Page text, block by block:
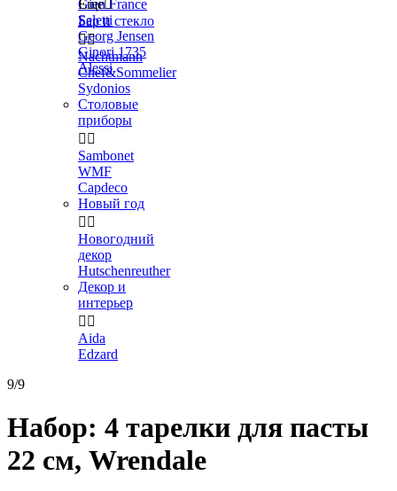
Gien France
Seletti
Georg Jensen
Ginori 1735
Alessi
Еще
Бар и стекло

Nachtmann
Chef&Sommelier
Sydonios
Столовые
приборы
 
Sambonet
WMF
Capdeco
Новый год
 
Новогодний
декор
Hutschenreuther
Декор и
интерьер
 
Aida
Edzard
9/9
Набор: 4 тарелки для пасты
22 см, Wrendale